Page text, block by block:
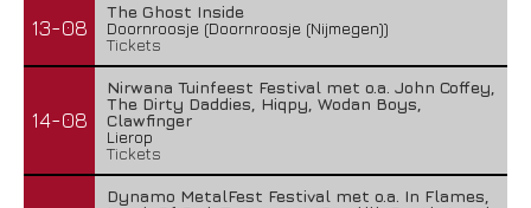
13-08
The Ghost Inside
Doornroosje (Doornroosje (Nijmegen))
Tickets
14-08
Nirwana Tuinfeest Festival met o.a. John Coffey,
The Dirty Daddies, Hiqpy, Wodan Boys,
Clawfinger
Lierop
Tickets
Dynamo MetalFest Festival met o.a. In Flames,